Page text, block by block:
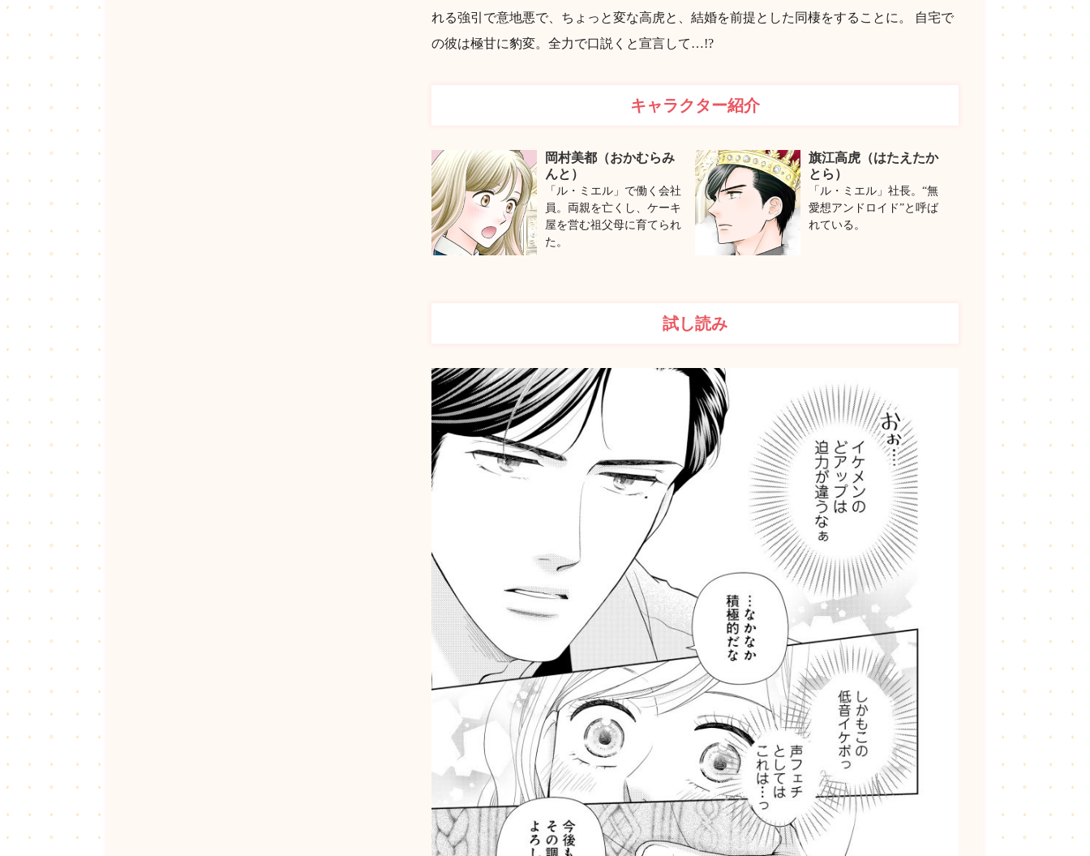
れる強引で意地悪で、ちょっと変な高虎と、結婚を前提とした同棲をすることに。 自宅で
の彼は極甘に豹変。全力で口説くと宣言して…!?
キャラクター紹介
岡村美都（おかむらみ
んと）
「ル・ミエル」で働く会社
員。両親を亡くし、ケーキ
屋を営む祖父母に育てられ
た。
旗江高虎（はたえたか
とら）
「ル・ミエル」社長。“無
愛想アンドロイド”と呼ば
れている。
試し読み